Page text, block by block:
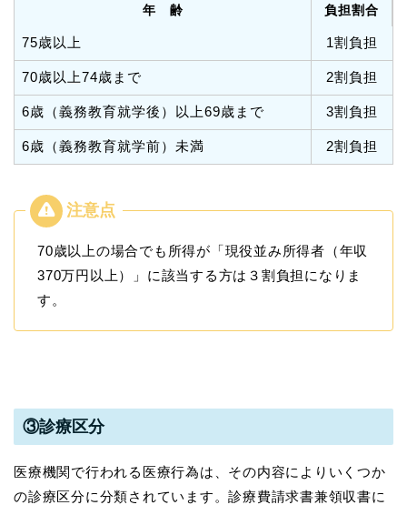
年 齢 負担割合
75歳以上 1割負担
70歳以上74歳まで 2割負担
6歳（義務教育就学後）以上69歳まで 3割負担
6歳（義務教育就学前）未満 2割負担
70歳以上の場合でも所得が「現役並み所得者（年収
370万円以上）」に該当する方は３割負担になりま
す。
③診療区分
医療機関で行われる医療行為は、その内容によりいくつか
の診療区分に分類されています。診療費請求書兼領収書に